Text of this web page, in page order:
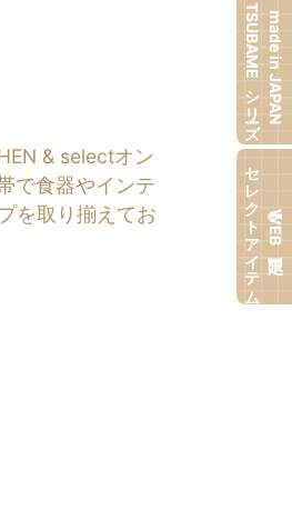
& selectオン
で食器やインテ
を取り揃えてお
made in JAPAN
TSUBAMEシリーズ
【WEB限定】
セレクトアイテム